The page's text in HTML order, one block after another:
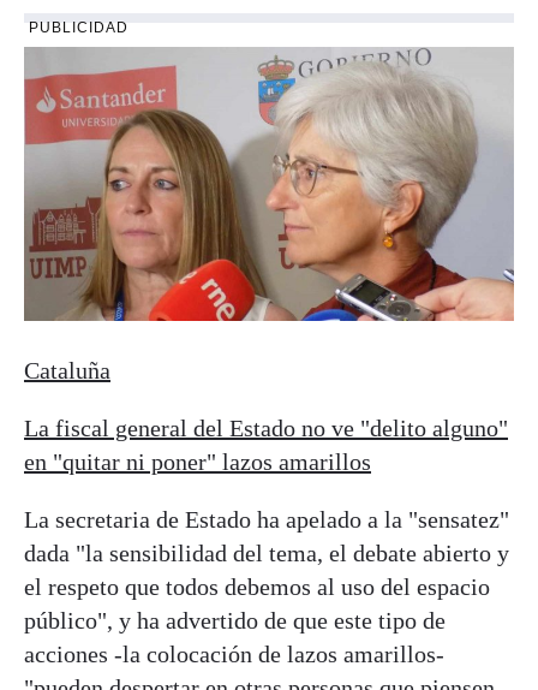
PUBLICIDAD
Cataluña
La fiscal general del Estado no ve "delito alguno"
en "quitar ni poner" lazos amarillos
La secretaria de Estado ha apelado a la "sensatez"
dada "la sensibilidad del tema, el debate abierto y
el respeto que todos debemos al uso del espacio
público", y ha advertido de que este tipo de
acciones -la colocación de lazos amarillos-